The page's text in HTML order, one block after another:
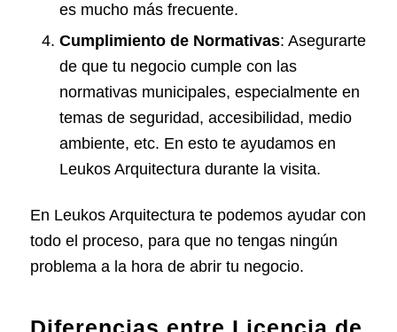
es mucho más frecuente.
Cumplimiento de Normativas: Asegurarte
de que tu negocio cumple con las
normativas municipales, especialmente en
temas de seguridad, accesibilidad, medio
ambiente, etc. En esto te ayudamos en
Leukos Arquitectura durante la visita.
En Leukos Arquitectura te podemos ayudar con
todo el proceso, para que no tengas ningún
problema a la hora de abrir tu negocio.